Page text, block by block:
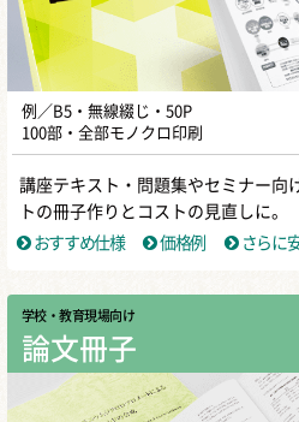
例／B5・無線綴じ・50P
100部・全部モノクロ印刷
講座テキスト・問題集やセミナー向
トの冊子作りとコストの見直しに。
おすすめ仕様
価格例 さらに
学校・教育現場向け
論文冊子